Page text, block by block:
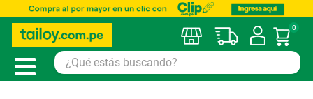
Mi
0